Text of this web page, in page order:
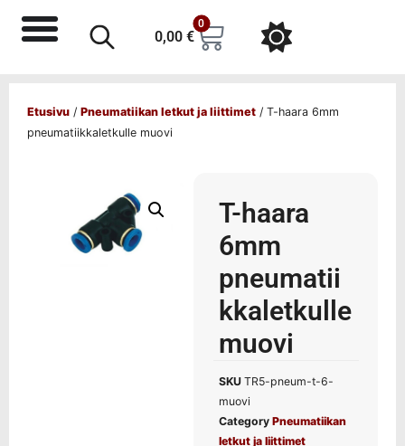
0,00 €
0
Etusivu / Pneumatiikan letkut ja liittimet / T-haara 6mm
pneumatiikkaletkulle muovi
T-haara
6mm
pneumatii
kkaletkulle
muovi
SKU TR5-pneum-t-6-
muovi
Category Pneumatiikan
letkut ja liittimet